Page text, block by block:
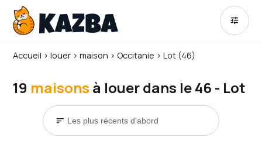
tune
Accueil ›louer ›maison ›Occitanie ›Lot (46)
19 maisons à louer dans le 46 - Lot
sort